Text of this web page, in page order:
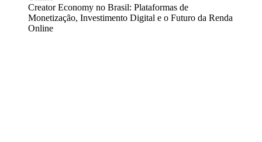
Creator Economy no Brasil: Plataformas de
Monetização, Investimento Digital e o Futuro da Renda
Online